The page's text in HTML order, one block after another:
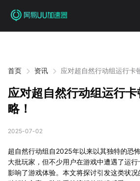
首页 资讯 应对超自然行动组运行卡
应对超自然行动组运行
略！
2025-07-02
超自然行动组自2025年以来以其独特的恐
大批玩家，但不少用户在游戏中遭遇了运
影响了游戏体验。本文将探讨引发这类状